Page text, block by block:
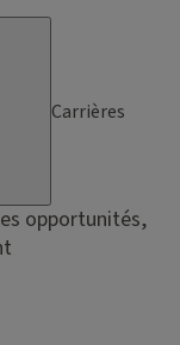
Carrières
opportunités,